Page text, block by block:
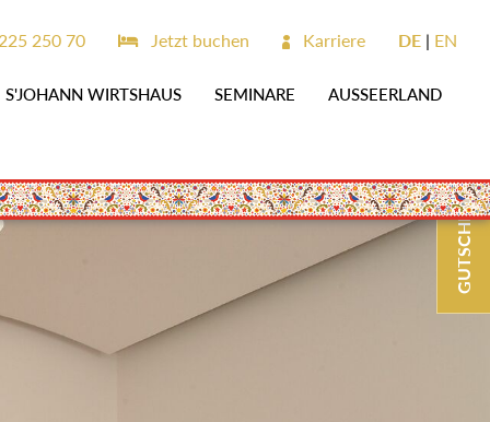
S'JOHANN WIRTSHAUS SEMINARE AUSSEERLAND
250 70 Jetzt buchen Karriere DE EN
GUTSCHEINE